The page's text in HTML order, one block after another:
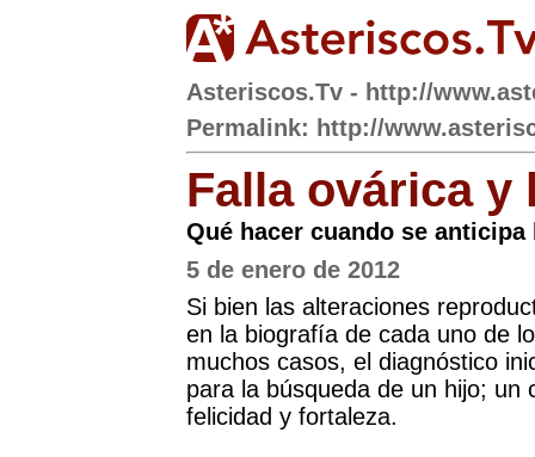
Asteriscos.Tv - http://
Permalink: http://
Falla ovárica y
Qué hacer cuando se anticipa
5 de enero de 2012
Si bien las alteraciones
en la biografía de cada uno de
muchos casos, el diagnóstico
para la búsqueda de un hijo;
felicidad y fortaleza.